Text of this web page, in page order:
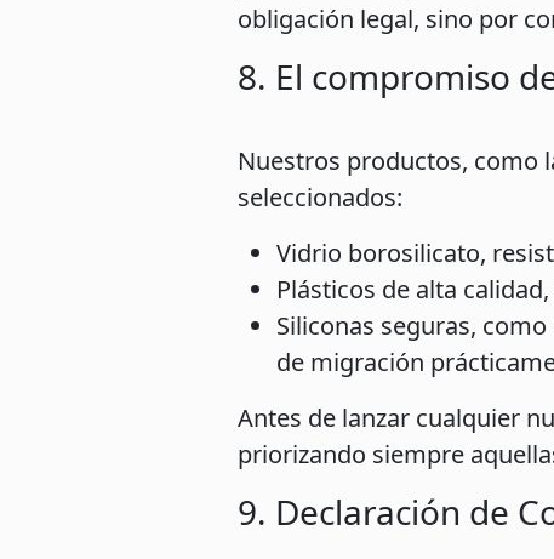
obligación legal, sino por
8. El compromiso
Nuestros productos, como
seleccionados:
Vidrio borosilicato,
Plásticos de alta
Siliconas seguras,
de migración
Antes de lanzar cualquier
priorizando siempre
9. Declaración de